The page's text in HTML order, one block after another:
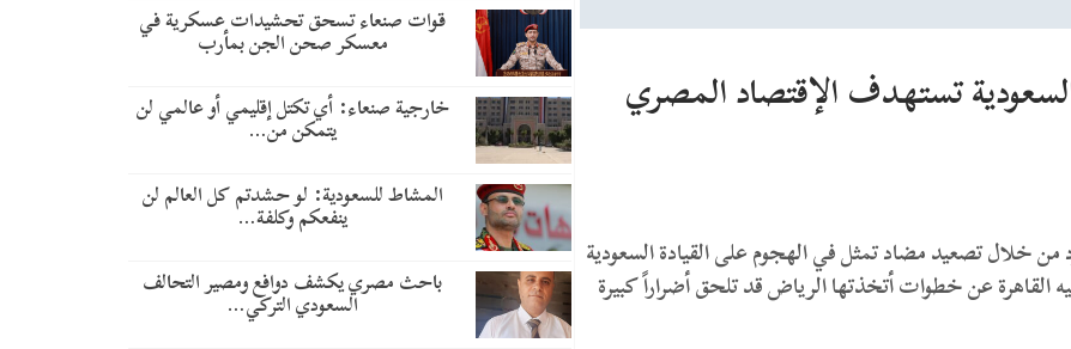
تستهدف الإقتصاد المصري
خلال تصعيد مضاد تمثل في الهجوم على القيادة السعودية
عن خطوات أتخذتها الرياض قد تلحق أضراراً كبيرة
قوات صنعاء تسحق تحشيدات عسكرية في
معسكر صحن الجن بمأرب
خارجية صنعاء: أي تكتل إقليمي أو عالمي لن
يتمكن من…
المشاط للسعودية: لو حشدتم كل العالم لن
ينفعكم وكلفة…
باحث مصري يكشف دوافع ومصير التحالف
السعودي التركي…